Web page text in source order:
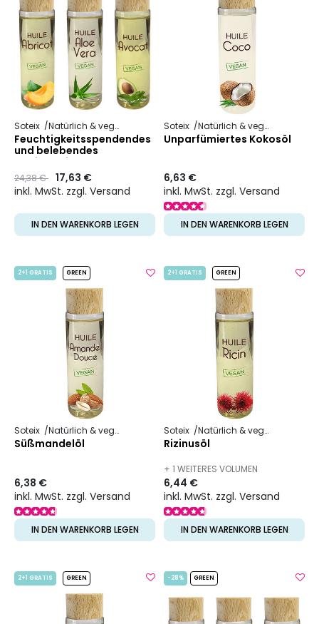
Soteix Natürlich & vegan Pflanzliches Öl
Feuchtigkeitsspendendes
und belebendes
Gesichtsritual
Preis
24,38 €to17,63 €
inkl. MwSt. zzgl. Versand
IN DEN WARENKORB LEGEN
Soteix Natürlich & vegan
Unparfümiertes Kokosöl
6,63 €
inkl. MwSt. zzgl. Versand
IN DEN WARENKORB LEGEN
2+1 GRATIS GREEN
Soteix Natürlich & vegan Pflanzliches Öl
Süßmandelöl
6,38 €
inkl. MwSt. zzgl. Versand
IN DEN WARENKORB LEGEN
2+1 GRATIS GREEN
Soteix Natürlich & vegan
Rizinusöl
+ 1 WEITERES VOLUMEN
VERFÜGBAR
6,44 €
inkl. MwSt. zzgl. Versand
IN DEN WARENKORB LEGEN
2+1 GRATIS GREEN -28% GREEN